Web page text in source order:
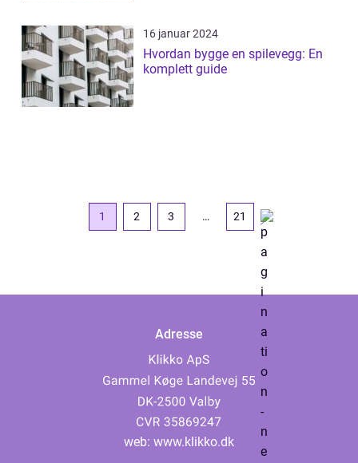
16 januar 2024
Hvordan bygge en spilevegg: En
komplett guide
1 2 3 … 21
Adresse
web: www.klikko.dk